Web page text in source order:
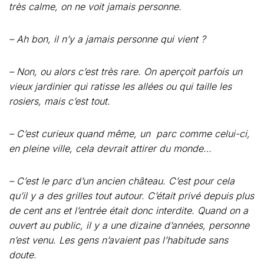
très calme, on ne voit jamais personne.
– Ah bon, il n’y a jamais personne qui vient ?
– Non, ou alors c’est très rare. On aperçoit parfois un
vieux jardinier qui ratisse les allées ou qui taille les
rosiers, mais c’est tout.
– C’est curieux quand même, un parc comme celui-ci,
en pleine ville, cela devrait attirer du monde…
– C’est le parc d’un ancien château. C’est pour cela
qu’il y a des grilles tout autour. C’était privé depuis plus
de cent ans et l’entrée était donc interdite. Quand on a
ouvert au public, il y a une dizaine d’années, personne
n’est venu. Les gens n’avaient pas l’habitude sans
doute.